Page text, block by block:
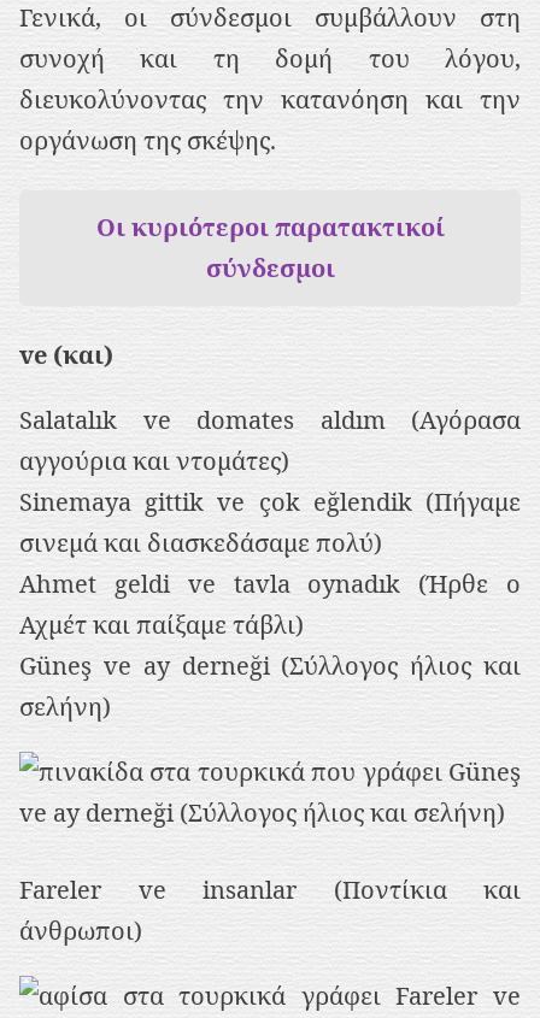
Γενικά, οι σύνδεσμοι συμβάλλουν στη
συνοχή και τη δομή του λόγου,
διευκολύνοντας την κατανόηση και την
οργάνωση της σκέψης.
Οι κυριότεροι παρατακτικοί
σύνδεσμοι
ve (και)
Salatalık ve domates aldım (Αγόρασα
αγγούρια και ντομάτες)
Sinemaya gittik ve çok eğlendik (Πήγαμε
σινεμά και διασκεδάσαμε πολύ)
Ahmet geldi ve tavla oynadık (Ήρθε ο
Αχμέτ και παίξαμε τάβλι)
Güneş ve ay derneği (Σύλλογος ήλιος και
σελήνη)
Fareler ve insanlar (Ποντίκια και
άνθρωποι)